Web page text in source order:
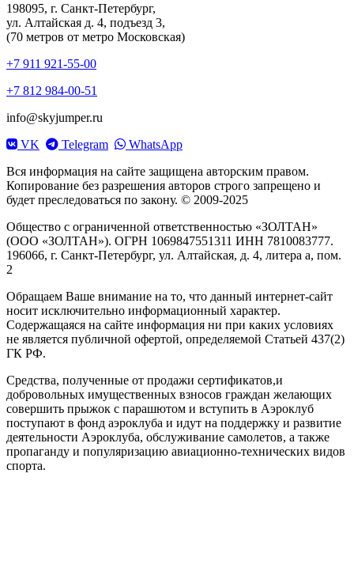
198095, г. Санкт-Петербург,
ул. Алтайская д. 4, подъезд 3,
(70 метров от метро Московская)
+7 911 921-55-00
+7 812 984-00-51
info@skyjumper.ru
VK
Telegram
WhatsApp
Вся информация на сайте защищена авторским правом.
Копирование без разрешения авторов строго запрещено и
будет преследоваться по закону. © 2009-2025
Общество с ограниченной ответственностью «ЗОЛТАН»
(ООО «ЗОЛТАН»). ОГРН 1069847551311 ИНН 7810083777.
196066, г. Санкт-Петербург, ул. Алтайская, д. 4, литера а, пом.
2
Обращаем Ваше внимание на то, что данный интернет-сайт
носит исключительно информационный характер.
Содержащаяся на сайте информация ни при каких условиях
не является публичной офертой, определяемой Статьей 437(2)
ГК РФ.
Средства, полученные от продажи сертификатов,и
добровольных имущественных взносов граждан желающих
совершить прыжок с парашютом и вступить в Аэроклуб
поступают в фонд аэроклуба и идут на поддержку и развитие
деятельности Аэроклуба, обслуживание самолетов, а также
пропаганду и популяризацию авиационно-технических видов
спорта.